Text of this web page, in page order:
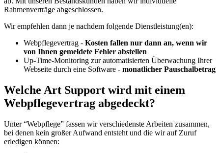
Rahmenverträge abgeschlossen.
Wir empfehlen dann je nachdem folgende Dienstleistung(en):
Webpflegevertrag - Kosten fallen nur dann an, wenn wir
von Ihnen gemeldete Fehler abstellen
Up-Time-Monitoring zur automatisierten Überwachung Ihrer
Webseite durch eine Software - monatlicher Pauschalbetrag
Welche Art Support wird mit einem
Webpflegevertrag abgedeckt?
Unter “Webpflege” fassen wir verschiedenste Arbeiten zusammen,
bei denen kein großer Aufwand entsteht und die wir auf Zuruf
erledigen können: